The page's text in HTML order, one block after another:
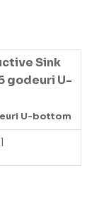
Sink
godeuri U-
U-bottom